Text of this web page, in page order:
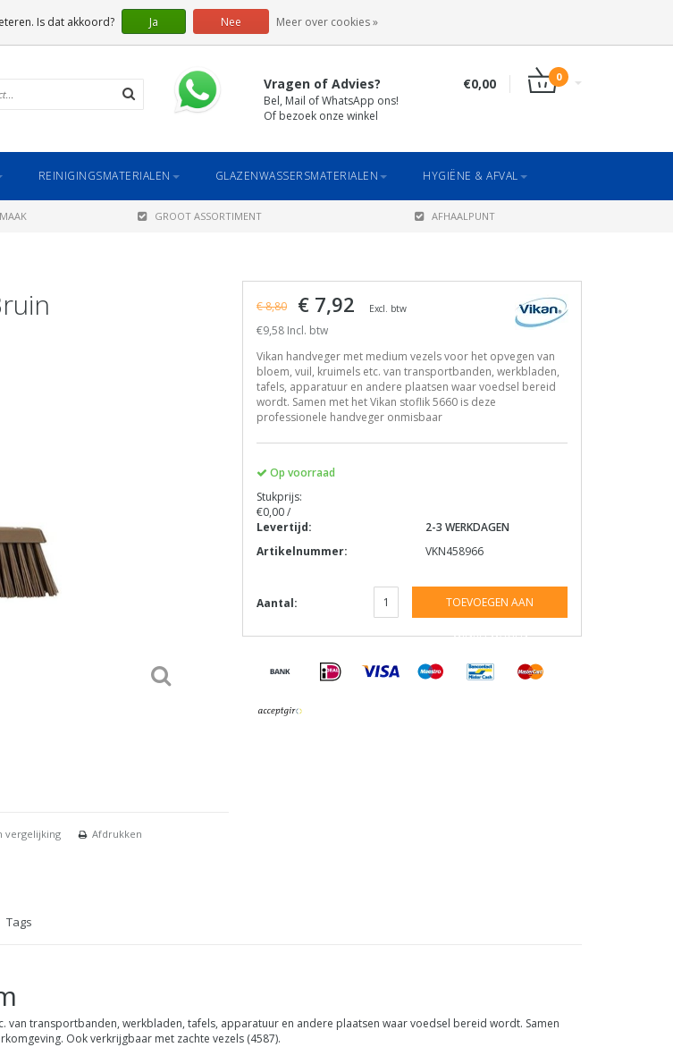
Vragen of Advies?
Bel, Mail of WhatsApp ons!
Of bezoek onze winkel
€0,00 0
REINIGINGSMATERIALEN GLAZENWASSERSMATERIALEN HYGIËNE & AFVAL
GROOT ASSORTIMENT AFHAALPUNT
vergelijking Afdrukken
€ 8,80 € 7,92 Excl. btw
€9,58 Incl. btw
Vikan handveger met medium vezels voor het opvegen van
bloem, vuil, kruimels etc. van transportbanden, werkbladen,
tafels, apparatuur en andere plaatsen waar voedsel bereid
wordt. Samen met het Vikan stoflik 5660 is deze
professionele handveger onmisbaar
Op voorraad
Stukprijs:
€0,00 /
Levertijd:
2-3 WERKDAGEN
Artikelnummer:
VKN458966
Aantal: TOEVOEGEN AAN
WINKELWAGEN
Tags
van transportbanden, werkbladen, tafels, apparatuur en andere plaatsen waar voedsel bereid wordt. Samen
Ook verkrijgbaar met zachte vezels (4587).
Is dat akkoord? Ja Nee Meer over cookies »